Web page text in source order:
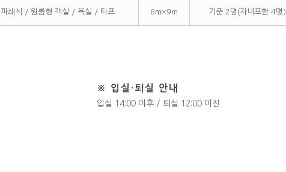
파쇄석 / 원룸형 객실 / 욕실 / 타프 6m×9m 기준 2명(자녀포함 4명)
※ 입실·퇴실 안내
입실 14:00 이후 / 퇴실 12:00 이전